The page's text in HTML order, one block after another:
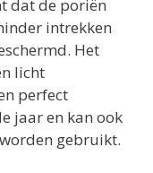
dat de poriën
intrekken
Het
licht
perfect
jaar en kan ook
gebruikt.